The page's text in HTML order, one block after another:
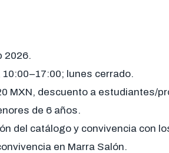
2026.
lunes cerrado.
MXN, descuento a estudiantes/
de 6 años.
del catálogo y convivencia con
en Marra Salón.